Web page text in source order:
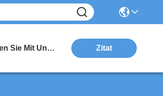
Treten Sie Mit Uns In Verbindung Zitat